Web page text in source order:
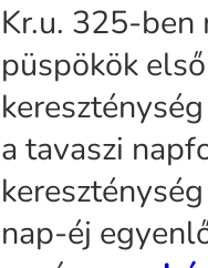
Kr.u. 325-ben
püspökök
a tavaszi
nap-éj